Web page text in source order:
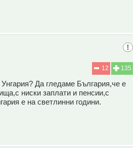
135
12
Да гледаме България,че е
ниски заплати и пенсии,с
е на светлинни години.